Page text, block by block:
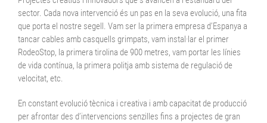
sector. Cada nova intervenció és un pas en la seva evolució, una fita
que porta el nostre segell. Vam ser la primera empresa d’Espanya a
tancar cables amb casquells grimpats, vam instal·lar el primer
RodeoStop, la primera tirolina de 900 metres, vam portar les línies
de vida contínua, la primera politja amb sistema de regulació de
velocitat, etc.
En constant evolució tècnica i creativa i amb capacitat de producció
per afrontar des d’intervencions senzilles fins a projectes de gran